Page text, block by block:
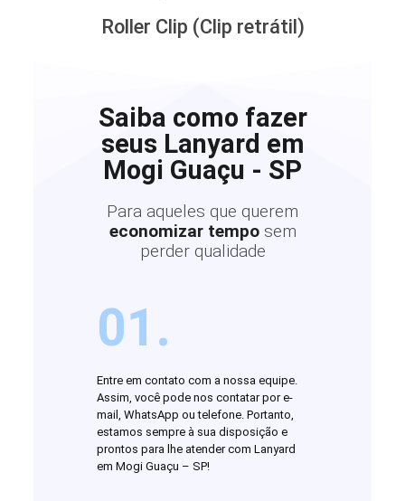
Roller Clip (Clip retrátil)
Saiba como fazer
seus Lanyard em
Mogi Guaçu - SP
Para aqueles que querem
economizar tempo sem
perder qualidade
01.
Entre em contato com a nossa equipe.
Assim, você pode nos contatar por e-
mail, WhatsApp ou telefone. Portanto,
estamos sempre à sua disposição e
prontos para lhe atender com Lanyard
em Mogi Guaçu – SP!